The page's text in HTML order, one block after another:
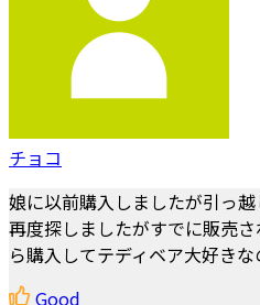
チョコ
娘に以前購入しましたが引っ
再度探しましたがすでに販売
ら購入してテディベア大好きな
Good